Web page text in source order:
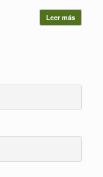
Leer más